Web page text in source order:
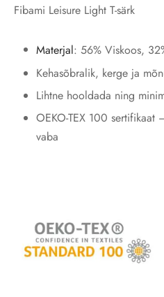
Fibami Leisure Light T-särk
Materjal: 56% Viskoos,
Kehasõbralik, kerge ja
Lihtne hooldada ning
OEKO-TEX 100 sertifikaat
vaba